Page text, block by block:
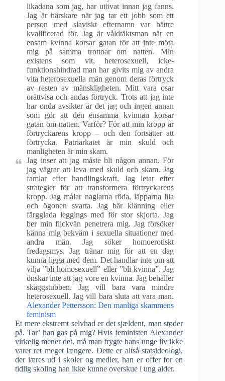
likadana som jag, har utövat innan jag fanns.
Jag är härskare när jag tar ett jobb som ett
person med slaviskt efternamn var bättre
kvalificerad för. Jag är våldtäktsman när en
ensam kvinna korsar gatan för att inte möta
mig på samma trottoar om natten. Min
existens som vit, heterosexuell, icke-
funktionshindrad man har givits mig av andra
vita heterosexuella män genom deras förtryck
av resten av mänskligheten. Mitt vara osar
orättvisa och andas förtryck. Trots att jag inte
har onda avsikter är det jag och ingen annan
som gör att den ensamma kvinnan korsar
gatan om natten. Varför? För att min kropp är
förtryckarens kropp – och den fortsätter att
förtrycka. Patriarkatet är min skuld och
manligheten är min skam.
Jag inser att jag måste bli någon annan. För
jag vägrar att leva med skuld och skam. Jag
famlar efter handlingskraft. Jag letar efter
strategier för att transformera förtryckarens
kropp. Jag målar naglarna röda, läpparna lila
och ögonen svarta. Jag bär klänning eller
färgglada leggings med för stor skjorta. Jag
ber min flickvän penetrera mig. Jag försöker
känna mig bekväm i sexuella situationer med
andra män. Jag söker homoerotiskt
fredagsmys. Jag tränar mig för att en dag
kunna ligga med dem. Det handlar inte om att
vilja ”bli homosexuell” eller ”bli kvinna”. Jag
önskar inte att jag vore en kvinna. Jag behåller
skäggstubben. Jag vill bara vara mindre
heterosexuell. Jag vill bara sluta att vara man.
Alexander Pettersson: Den manliga skammens
feminism
Et mere ekstremt selvhad er det sjældent, man støder
på. Tar’ han gas på mig? Hvis feministen Alexander
virkelig mener det, må man frygte hans unge liv ikke
varer ret meget længere. Dette er altså statsideologi,
der læres ud i skoler og medier, han er offer for en
tidlig skoling han ikke kunne overskue i ung alder.